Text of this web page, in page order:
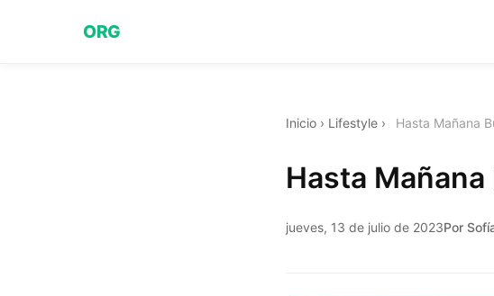
ORG
Inicio › Lifestyle › Hasta Mañana
Hasta
jueves, 13 de julio de 2023Por